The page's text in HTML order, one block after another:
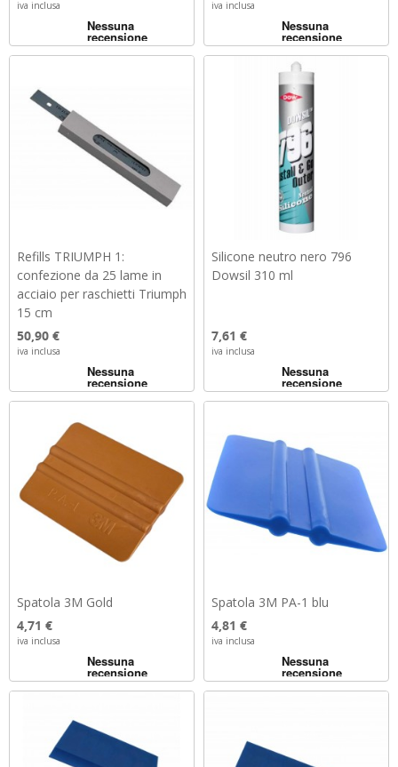
iva inclusa iva inclusa
Refills TRIUMPH 1:
confezione da 25 lame in
acciaio per raschietti Triumph
15 cm
Prezzo
50,90 €
iva inclusa
Silicone neutro nero 796
Dowsil 310 ml
Prezzo
7,61 €
iva inclusa
Spatola 3M Gold
Prezzo
4,71 €
iva inclusa
Spatola 3M PA-1 blu
Prezzo
4,81 €
iva inclusa